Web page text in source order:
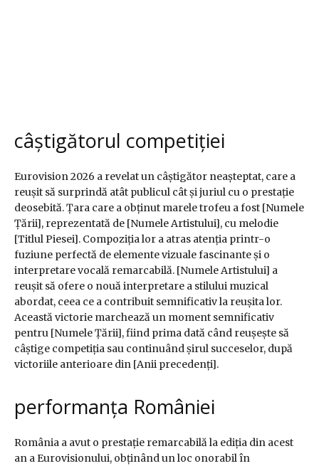
câștigătorul competiției
Eurovision 2026 a revelat un câștigător neașteptat, care a
reușit să surprindă atât publicul cât și juriul cu o prestație
deosebită. Țara care a obținut marele trofeu a fost [Numele
Țării], reprezentată de [Numele Artistului], cu melodie
[Titlul Piesei]. Compoziția lor a atras atenția printr-o
fuziune perfectă de elemente vizuale fascinante și o
interpretare vocală remarcabilă. [Numele Artistului] a
reușit să ofere o nouă interpretare a stilului muzical
abordat, ceea ce a contribuit semnificativ la reușita lor.
Această victorie marchează un moment semnificativ
pentru [Numele Țării], fiind prima dată când reușește să
câștige competiția sau continuând șirul succeselor, după
victoriile anterioare din [Anii precedenți].
performanța României
România a avut o prestație remarcabilă la ediția din acest
an a Eurovisionului, obținând un loc onorabil în